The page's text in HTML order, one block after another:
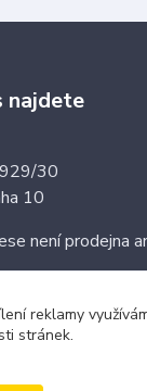
najdete
30
10
není prodejna
reklamy
stránek.